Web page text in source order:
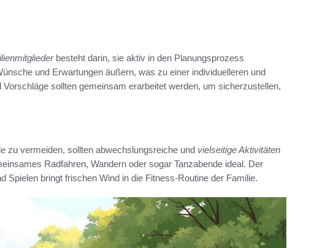
besteht darin, sie aktiv in den Planungsprozess
und Erwartungen äußern, was zu einer individuelleren und
sollten gemeinsam erarbeitet werden, um sicherzustellen,
zu vermeiden, sollten abwechslungsreiche und vielseitige Aktivitäten
Radfahren, Wandern oder sogar Tanzabende ideal. Der
Spielen bringt frischen Wind in die Fitness-Routine der Familie.